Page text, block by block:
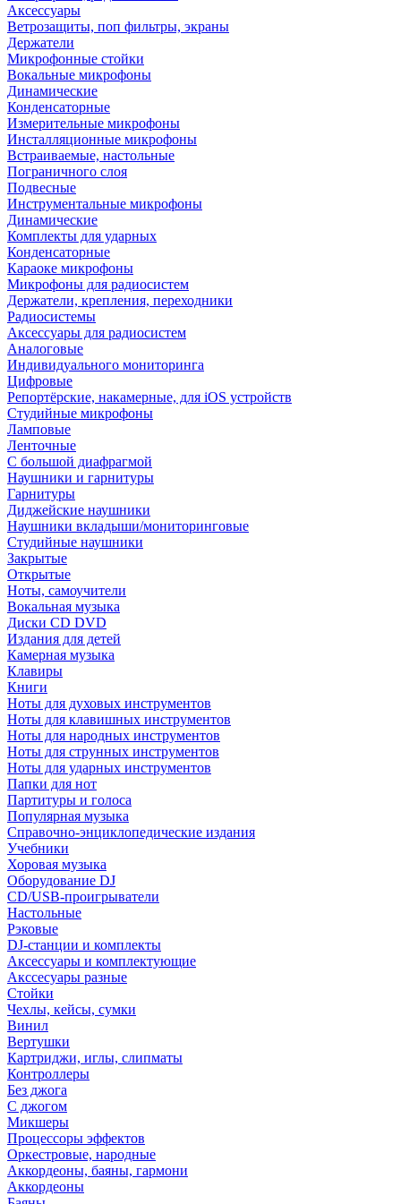
Аксессуары
Ветрозащиты, поп фильтры, экраны
Держатели
Микрофонные стойки
Вокальные микрофоны
Динамические
Конденсаторные
Измерительные микрофоны
Инсталляционные микрофоны
Встраиваемые, настольные
Пограничного слоя
Подвесные
Инструментальные микрофоны
Динамические
Комплекты для ударных
Конденсаторные
Караоке микрофоны
Микрофоны для радиосистем
Держатели, крепления, переходники
Радиосистемы
Аксессуары для радиосистем
Аналоговые
Индивидуального мониторинга
Цифровые
Репортёрские, накамерные, для iOS устройств
Студийные микрофоны
Ламповые
Ленточные
С большой диафрагмой
Наушники и гарнитуры
Гарнитуры
Диджейские наушники
Наушники вкладыши/мониторинговые
Студийные наушники
Закрытые
Открытые
Ноты, самоучители
Вокальная музыка
Диски CD DVD
Издания для детей
Камерная музыка
Клавиры
Книги
Ноты для духовых инструментов
Ноты для клавишных инструментов
Ноты для народных инструментов
Ноты для струнных инструментов
Ноты для ударных инструментов
Папки для нот
Партитуры и голоса
Популярная музыка
Справочно-энциклопедические издания
Учебники
Хоровая музыка
Оборудование DJ
CD/USB-проигрыватели
Настольные
Рэковые
DJ-станции и комплекты
Аксессуары и комплектующие
Акссесуары разные
Стойки
Чехлы, кейсы, сумки
Винил
Вертушки
Картриджи, иглы, слипматы
Контроллеры
Без джога
С джогом
Микшеры
Процессоры эффектов
Оркестровые, народные
Аккордеоны, баяны, гармони
Аккордеоны